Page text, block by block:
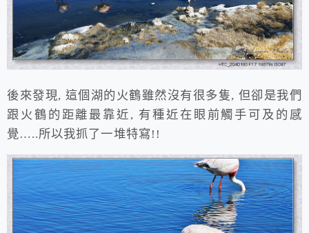
後來發現, 這個湖的火鶴雖然沒有很多隻, 但卻是我們
跟火鶴的距離最靠近, 有種近在眼前觸手可及的感
覺…..所以我抓了一堆特寫!!